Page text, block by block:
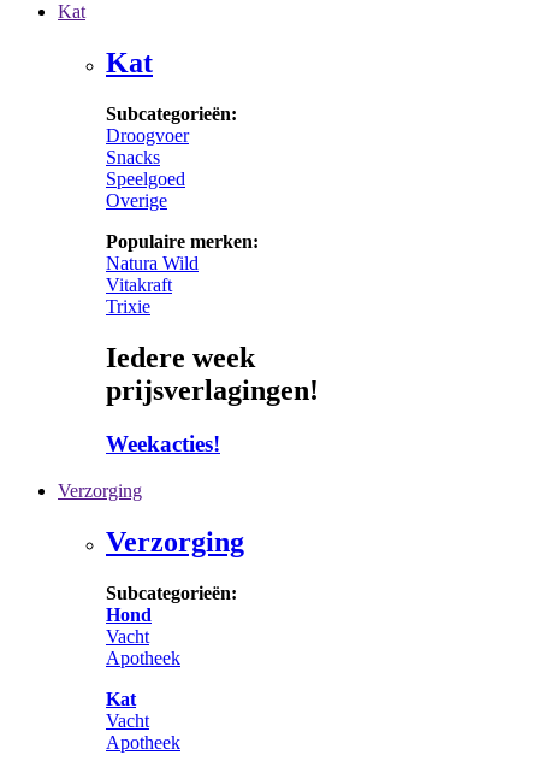
Kat
Kat
Subcategorieën:
Droogvoer
Snacks
Speelgoed
Overige
Populaire merken:
Natura Wild
Vitakraft
Trixie
Iedere week
prijsverlagingen!
Weekacties!
Verzorging
Verzorging
Subcategorieën:
Hond
Vacht
Apotheek
Kat
Vacht
Apotheek